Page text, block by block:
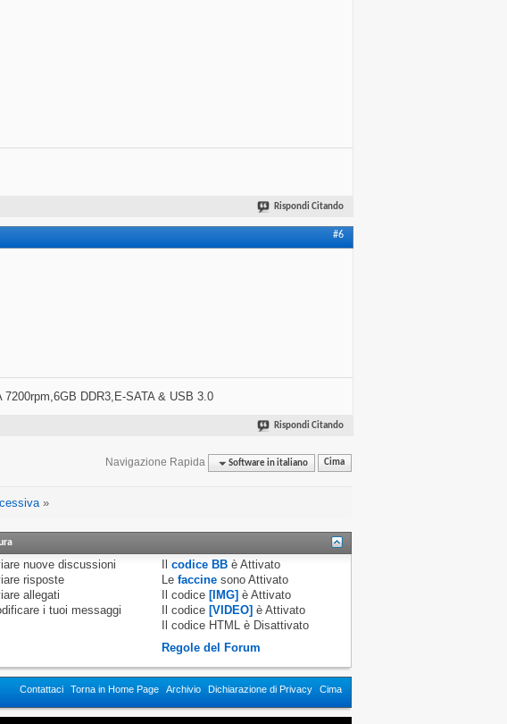
Rispondi Citando
#6
DDR3,E-SATA & USB 3.0
Rispondi Citando
Navigazione Rapida Software in italiano Cima
»
nuove discussioni
risposte
allegati
i tuoi messaggi
Ilcodice BB èAttivato
Lefaccine sonoAttivato
Il codice [IMG] èAttivato
Il codice [VIDEO] èAttivato
Il codice HTML è Disattivato
Regole del Forum
Contattaci Torna in Home Page Archivio Dichiarazione di Privacy Cima